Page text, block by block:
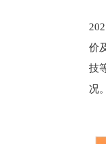
价
技
况。